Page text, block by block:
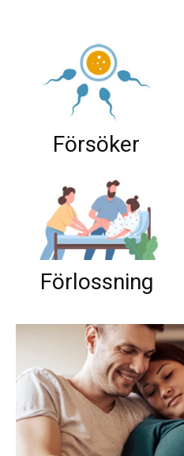
Försöker
Förlossning